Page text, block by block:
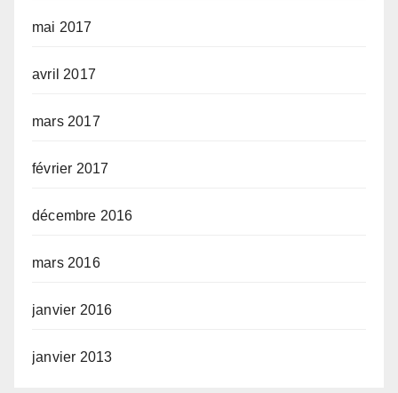
mai 2017
avril 2017
mars 2017
février 2017
décembre 2016
mars 2016
janvier 2016
janvier 2013